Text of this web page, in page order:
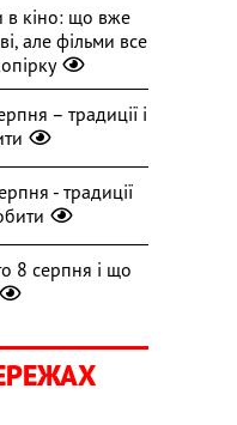
в кіно: що вже
але фільми все
– традиції і
- традиції
8 серпня і що